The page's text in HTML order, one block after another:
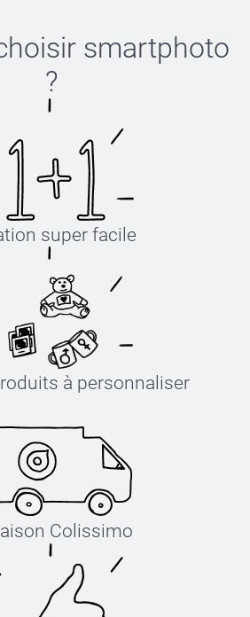
smartphoto
?
super facile
à personnaliser
Colissimo